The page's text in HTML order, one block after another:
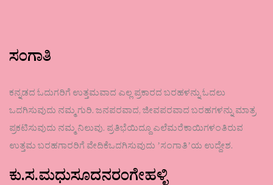
ಸಂಗಾತಿ
ಕನ್ನಡದ ಓದುಗರಿಗೆ ಉತ್ತಮವಾದ ಎಲ್ಲ ಪ್ರಕಾರದ ಬರಹಳನ್ನು ಓದಲು
ಒದಗಿಸುವುದು ನಮ್ಮ ಗುರಿ. ಜನಪರವಾದ, ಜೀವಪರವಾದ ಬರಹಗಳನ್ನು ಮಾತ್ರ
ಪ್ರಕಟಿಸುವುದು ನಮ್ಮ ನಿಲುವು. ಪ್ರತಿಭೆಯಿದ್ದೂ ಎಲೆಮರೆಕಾಯಿಗಳಂತಿರುವ
ಉತ್ತಮ ಬರಹಗಾರರಿಗೆ ವೇದಿಕೆಒದಗಿಸುವುದು ʼಸಂಗಾತಿʼಯ ಉದ್ದೇಶ.
ಕು.ಸ.ಮಧುಸೂದನರಂಗೇಹಳ್ಳಿ